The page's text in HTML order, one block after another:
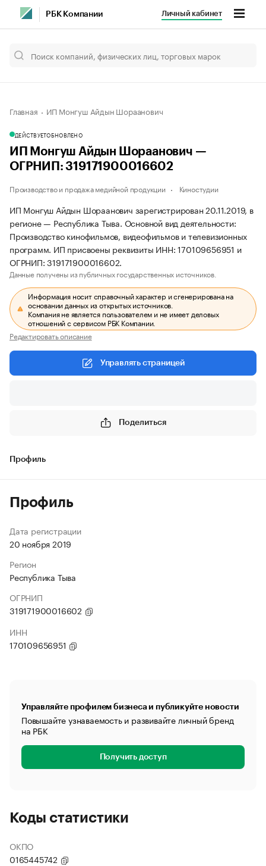
РБК Компании Личный кабинет
Главная ИП Монгуш Айдын Шораанович
ДЕЙСТВУЕТОБНОВЛЕНО
ИП Монгуш Айдын Шораанович —
ОГРНИП: 319171900016602
Производство и продажа медийной продукции Киностудии
ИП Монгуш Айдын Шораанович зарегистрирован 20.11.2019, в
регионе — Республика Тыва. Основной вид деятельности:
Производство кинофильмов, видеофильмов и телевизионных
программ. ИП присвоены реквизиты ИНН: 170109656951 и
ОГРНИП: 319171900016602.
Данные получены из публичных государственных источников.
Информация носит справочный характер и сгенерирована на
основании данных из открытых источников.
Компания не является пользователем и не имеет деловых
отношений с сервисом РБК Компании.
Редактировать описание
Управлять страницей
Поделиться
Профиль
Профиль
Дата регистрации
20 ноября 2019
Регион
Республика Тыва
ОГРНИП
319171900016602
ИНН
170109656951
Управляйте профилем бизнеса и публикуйте новости
Повышайте узнаваемость и развивайте личный бренд
на РБК
Получить доступ
Коды статистики
ОКПО
0165445742